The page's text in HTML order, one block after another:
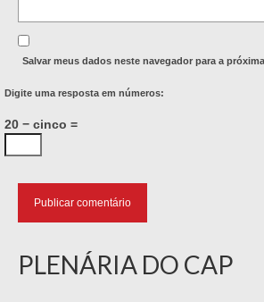
Salvar meus dados neste navegador para a
Digite uma resposta em números:
20 − cinco =
PLENÁRIA DO CAP